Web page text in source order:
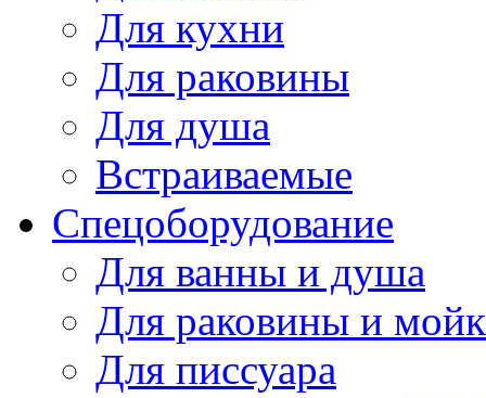
Для кухни
Для раковины
Для душа
Встраиваемые
Спецоборудование
Для ванны и душа
Для раковины и
Для писсуара